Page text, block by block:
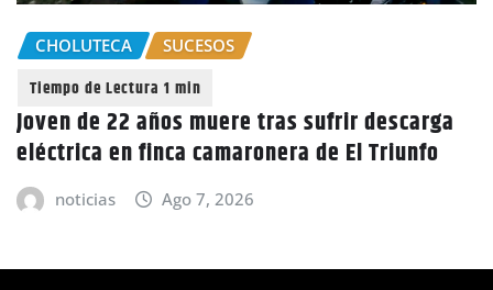
GOBIERNO HONDURAS
CIDH escucha denuncias por uso de juicios
políticos y debilidad de la independencia